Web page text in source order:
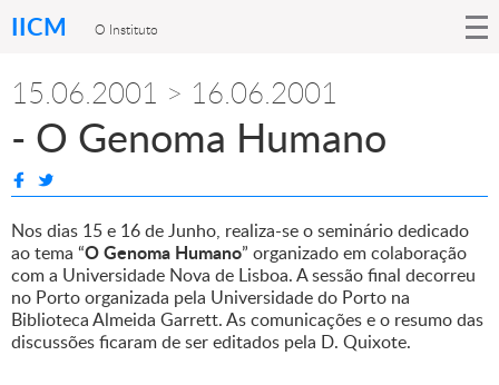
IICM O Instituto
15.06.2001 > 16.06.2001
- O Genoma Humano
Nos dias 15 e 16 de Junho, realiza-se o seminário dedicado
ao tema “O Genoma Humano” organizado em colaboração
com a Universidade Nova de Lisboa. A sessão final decorreu
no Porto organizada pela Universidade do Porto na
Biblioteca Almeida Garrett. As comunicações e o resumo das
discussões ficaram de ser editados pela D. Quixote.